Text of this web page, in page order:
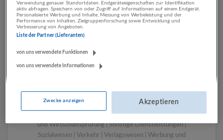
LUGSTEIN CONSULTING
Gesundheitswesen | Herstellung von Waren | IT-
Dienstleistungen | Kunst, Unterhaltung und Erholung | Land-
und Forstwirtschaft | Öffentliche Verwaltung | Rechtsberatung
und Wirtschaftsprüfung | Sonstige Dienstleistungen |
Sozialwesen | Verkehr | Verlagswesen | Werbung und
Verwendung genauer Standortdaten. Endgeräteeigenschaften zur Identifikation
aktiv abfragen. Speichern von oder Zugriff auf Informationen auf einem Endgerät.
Personalisierte Werbung und Inhalte, Messung von Werbeleistung und der
Performance von Inhalten, Zielgruppenforschung sowie Entwicklung und
Verbesserung von Angeboten.
Liste der Partner (Lieferanten)
von uns verwendete Funktionen
von uns verwendete Informationen
Zwecke anzeigen Akzeptieren